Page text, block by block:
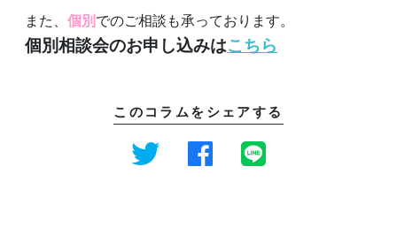
また、 個別でのご相談も承っております。
個別相談会のお申し込みはこちら
このコラムをシェアする